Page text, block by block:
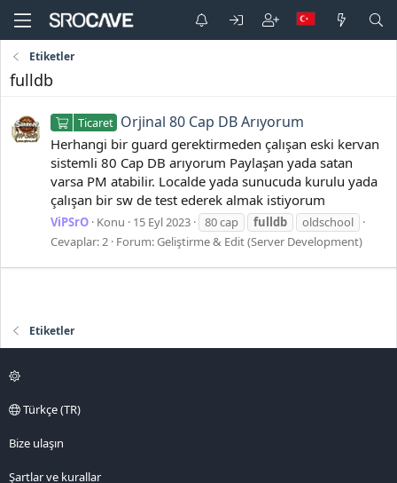
Etiketler
fulldb
Ticaret Orjinal 80 Cap DB Arıyorum
Herhangi bir guard gerektirmeden çalışan eski kervan
sistemli 80 Cap DB arıyorum Paylaşan yada satan
varsa PM atabilir. Localde yada sunucuda kurulu yada
çalışan bir sw de test ederek almak istiyorum
ViPSrO Konu 15 Eyl 2023 80 cap fulldb
oldschool
Cevaplar: 2 Forum:Geliştirme & Edit (Server Development)
Etiketler
Türkçe (TR)
Bize ulaşın
Şartlar ve kurallar